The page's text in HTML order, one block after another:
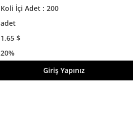
Koli İçi Adet : 200
adet
1,65 $
20%
Giriş Yapınız